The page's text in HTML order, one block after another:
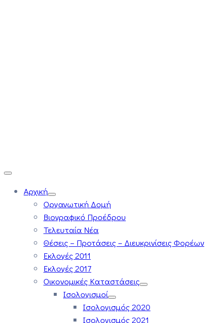
Αρχική
Οργανωτική Δομή
Βιογραφικό Προέδρου
Τελευταία Νέα
Θέσεις – Προτάσεις – Διευκρινίσεις Φορέων
Εκλογές 2011
Εκλογές 2017
Οικονομικές Καταστάσεις
Ισολογισμοί
Ισολογισμός 2020
Ισολογισμός 2021